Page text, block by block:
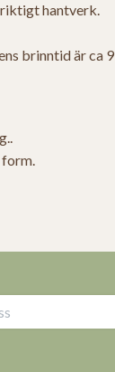
riktigt hantverk.
brinntid är ca
.
form.